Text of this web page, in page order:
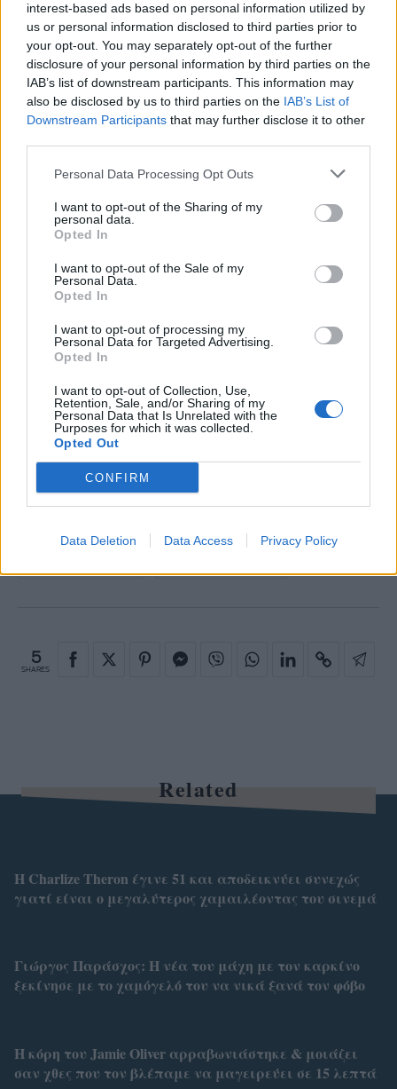
interest-based ads based on personal information utilized by
us or personal information disclosed to third parties prior to
your opt-out. You may separately opt-out of the further
disclosure of your personal information by third parties on the
IAB’s list of downstream participants. This information may
also be disclosed by us to third parties on the IAB’s List of
Downstream Participants that may further disclose it to other
Personal Data Processing Opt Outs
I want to opt-out of the Sharing of my
personal data.
Opted In
I want to opt-out of the Sale of my
Personal Data.
Opted In
I want to opt-out of processing my
Personal Data for Targeted Advertising.
Opted In
I want to opt-out of Collection, Use,
Retention, Sale, and/or Sharing of my
Personal Data that Is Unrelated with the
Purposes for which it was collected.
Opted Out
CONFIRM
Data Deletion Data Access Privacy Policy
Που λέτε, η Βαρβάρα παρέμεινε στο παιχνίδι για
υπενθυμίσουμε. Και μπορεί να είναι πραγματικά
ταλαντούχα, δεν κατάφερε να υπερασπιστεί τη
"καινούρια" Εμμανουέλα.
01 04
5
SHARES
Related
Η Charlize Theron έγινε 51 και αποδεικνύει συνεχώς
γιατί είναι ο μεγαλύτερος χαμαιλέοντας του σινεμά
Γιώργος Παράσχος: Η νέα του μάχη με τον καρκίνο
ξεκίνησε με το χαμόγελό του να νικά ξανά τον φόβο
Η κόρη του Jamie Oliver αρραβωνιάστηκε & μοιάζει
σαν χθες που τον βλέπαμε να μαγειρεύει σε 15 λεπτά